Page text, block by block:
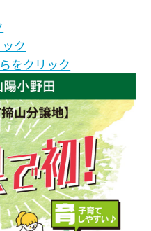
ク
をクリック